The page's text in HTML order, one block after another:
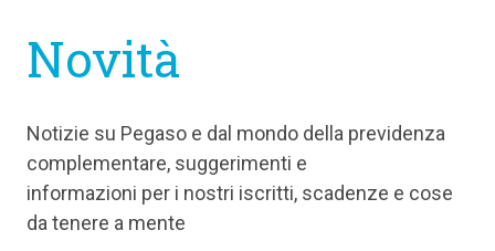
Novità
Notizie su Pegaso e dal mondo della previdenza
complementare, suggerimenti e
informazioni per i nostri iscritti, scadenze e cose
da tenere a mente